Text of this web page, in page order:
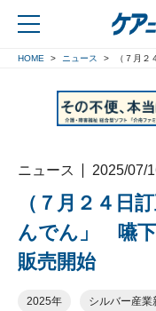
HOME ニュース （７月２４
ニュース 2025/07/
（７月２４日
んでん」 嚥
販売開始
2025年 シルバー産業